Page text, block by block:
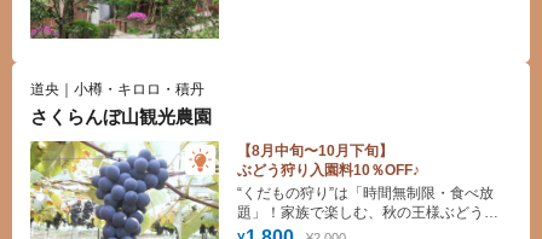
道央｜小樽・キロロ・積丹
さくらんぼ山観光農園
【8月中旬〜10月下旬】
ぶどう狩り入園料10％OFF♪
“くだもの狩り”は「時間無制限・食べ放
題」！家族で楽しむ、秋の王様ぶどう狩
り！